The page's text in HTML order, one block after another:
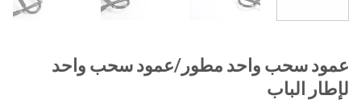
عمود سحب واحد مطور/عمود سحب واحد
لإطار الباب